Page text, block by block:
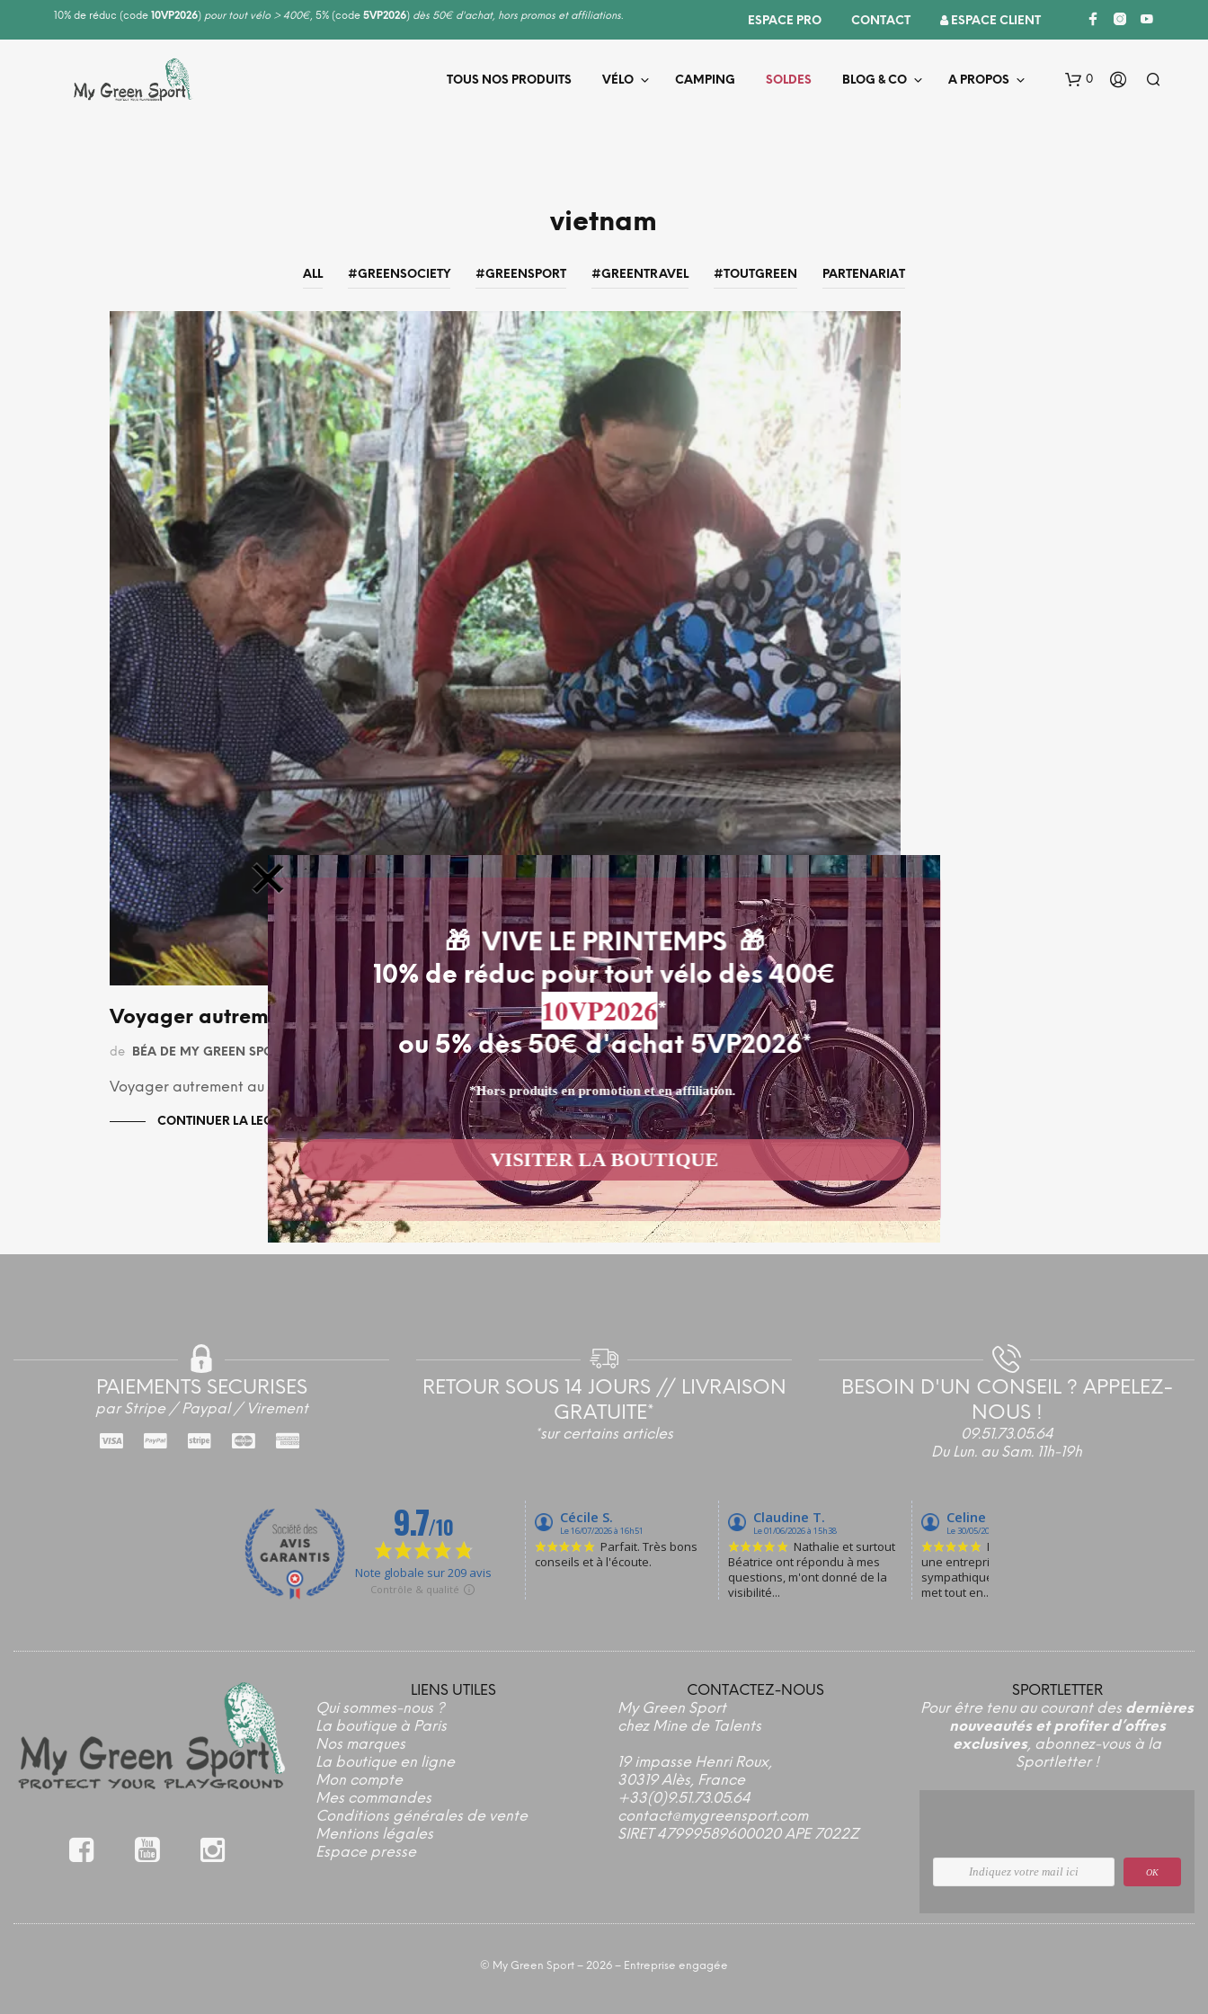
10% de réduc (code 10VP2026) pour tout vélo > 400€, 5% (code 5VP2026) dès 50€ d'achat, hors promos et affiliations. ESPACE PRO CONTACT ESPACE CLIENT
TOUS NOS PRODUITS VÉLO CAMPING SOLDES BLOG & CO A PROPOS 0
vietnam
ALL #GREENSOCIETY #GREENSPORT #GREENTRAVEL #TOUTGREEN PARTENARIAT
Voyager autrement au Vietnam : Circuit de Ho chi Minh à la Baie D’Halong
de BÉA DE MY GREEN SPORT le 4 AVRIL 2019
Voyager autrement au Vietnam : Circuit de Ho chi Minh à la Baie D'Halong Vous souhaitez partir en vacances au [...]
CONTINUER LA LECTURE
PAIEMENTS SECURISES
par Stripe / Paypal / Virement
RETOUR SOUS 14 JOURS // LIVRAISON
GRATUITE*
*sur certains articles
BESOIN D'UN CONSEIL ? APPELEZ-
NOUS !
09.51.73.05.64
Du Lun. au Sam. 11h-19h
LIENS UTILES
Qui sommes-nous ?
La boutique à Paris
Nos marques
La boutique en ligne
Mon compte
Mes commandes
Conditions générales de vente
Mentions légales
Espace presse
CONTACTEZ-NOUS
My Green Sport
chez Mine de Talents
19 impasse Henri Roux,
30319 Alès, France
+33(0)9.51.73.05.64
contact@mygreensport.com
SIRET 47999589600020 APE 7022Z
SPORTLETTER
Pour être tenu au courant des dernières
nouveautés et profiter d’offres
exclusives, abonnez-vous à la
Sportletter !
OK
© My Green Sport – 2026 – Entreprise engagée
🎁 VIVE LE PRINTEMPS 🎁
10% de réduc pour tout vélo dès 400€
10VP2026*
ou 5% dès 50€ d'achat 5VP2026*
*Hors produits en promotion et en affiliation.
VISITER LA BOUTIQUE